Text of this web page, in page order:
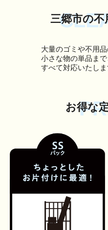
三郷市の不
大量のゴミや不用品
小さな物の単品ま
すべて対応いたしま
お得な